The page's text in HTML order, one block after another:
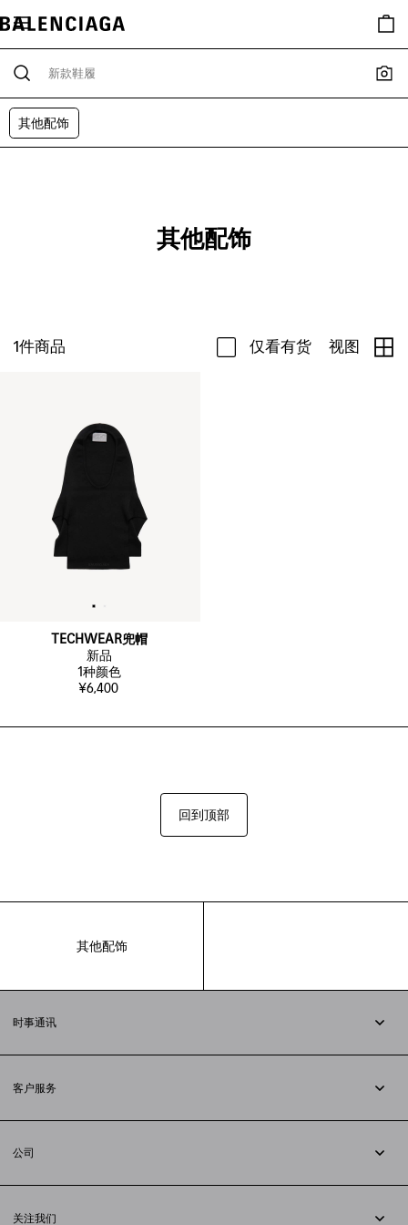
其他配饰
其他配饰
1件商品 仅看有货 视图
TECHWEAR兜帽
新品
1种颜色
¥6,400
回到顶部
其他配饰
时事通讯
客户服务
配送方式
支付
常见问题解答
公司
关注我们